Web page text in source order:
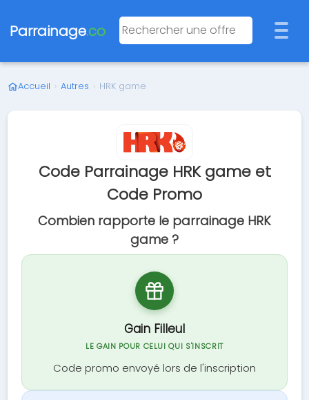
Parrainage.co
Accueil › Autres › HRK game
Code Parrainage HRK game et
Code Promo
Combien rapporte le parrainage HRK
game ?
Gain Filleul
LE GAIN POUR CELUI QUI S'INSCRIT
Code promo envoyé lors de l'inscription